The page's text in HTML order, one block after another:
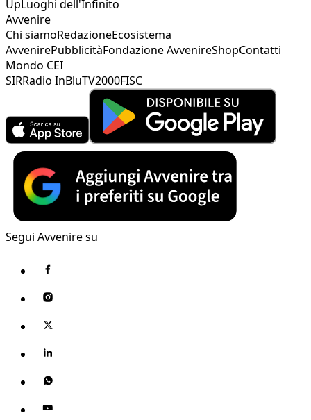
UpLuoghi dell'Infinito
Avvenire
Chi siamoRedazioneEcosistema
AvvenirePubblicitàFondazione AvvenireShopContatti
Mondo CEI
SIRRadio InBluTV2000FISC
Segui Avvenire su